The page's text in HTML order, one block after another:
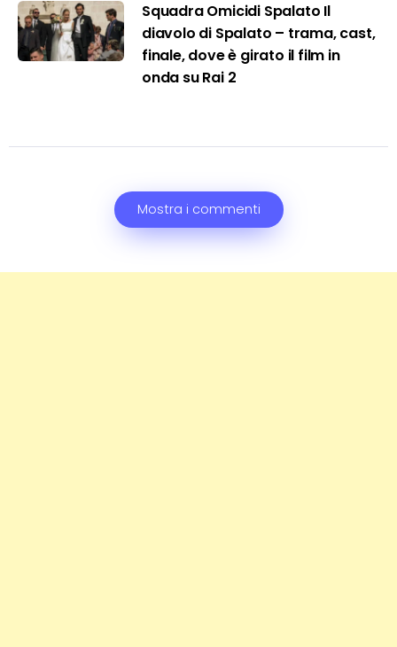
Squadra Omicidi Spalato Il
diavolo di Spalato – trama, cast,
finale, dove è girato il film in
onda su Rai 2
Mostra i commenti